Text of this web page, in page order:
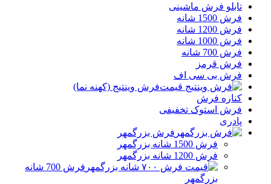
تابلو فرش ماشینی
فرش 1500 شانه
فرش 1200 شانه
فرش 1000 شانه
فرش 700 شانه
فرش قرمز
فرش بی سی اف
فرش وینتیج (کهنه نما)
کناره فرش
فرش استوک تخفیفی
پادری
فرش بزرگمهر
فرش 1500 شانه بزرگمهر
فرش 1200 شانه بزرگمهر
فرش 700 شانه
بزرگمهر